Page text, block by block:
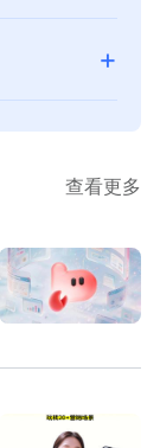
可持续
升级改
+
查看更多